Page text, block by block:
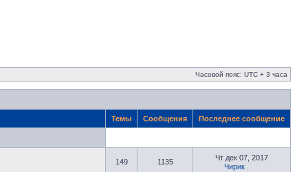
Часовой пояс: UTC + 3 часа
Темы Сообщения Последнее сообщение
149 1135
Чт дек 07, 2017
Чирик